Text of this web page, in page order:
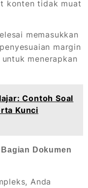
konten tidak muat
memasukkan
margin
untuk menerapkan
Contoh Soal
Kunci
Dokumen
Anda